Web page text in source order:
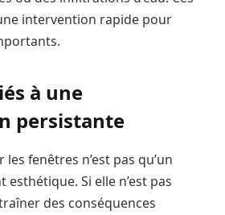
intervention rapide pour
à une
persistante
fenêtres n’est pas qu’un
Si elle n’est pas
des conséquences